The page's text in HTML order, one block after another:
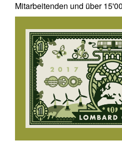
Mitarbeitenden und über